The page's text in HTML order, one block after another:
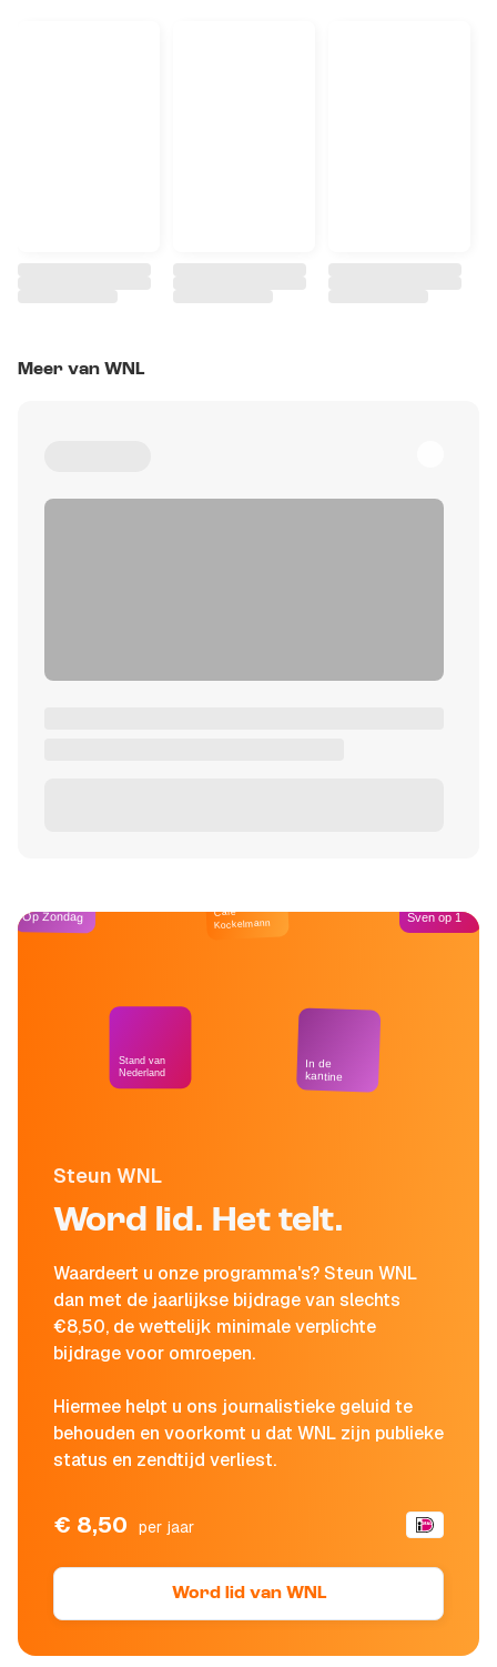
Meer van WNL
Steun WNL
Word lid. Het telt.
Waardeert u onze programma's? Steun WNL
dan met de jaarlijkse bijdrage van slechts
€8,50, de wettelijk minimale verplichte
bijdrage voor omroepen.
Hiermee helpt u ons journalistieke geluid te
behouden en voorkomt u dat WNL zijn publieke
status en zendtijd verliest.
€ 8,50 per jaar
Word lid van WNL
Op Zondag
Stand van
Nederland
Café
Kockelmann
In de
kantine
Sven op 1